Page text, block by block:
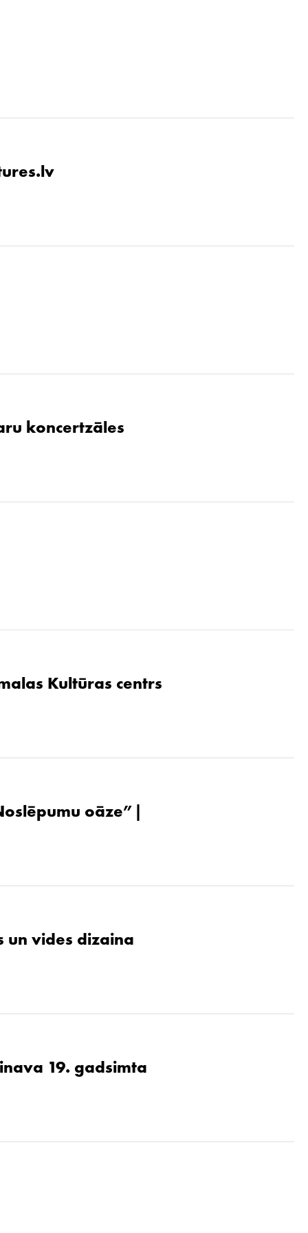
koncertzāles
Kultūras centrs
oāze”|
un vides dizaina
19. gadsimta